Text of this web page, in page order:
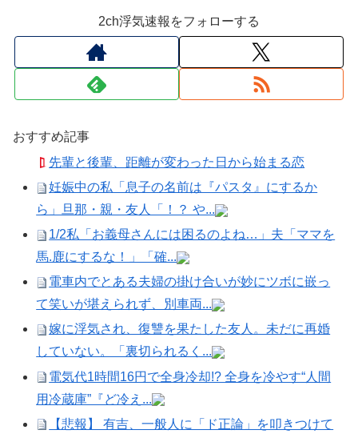
2ch浮気速報をフォローする
おすすめ記事
先輩と後輩、距離が変わった日から始まる恋
妊娠中の私「息子の名前は『パスタ』にするか
ら」旦那・親・友人「！？ や...
1/2私「お義母さんには困るのよね…」夫「ママを
馬.鹿にするな！」「確...
電車内でとある夫婦の掛け合いが妙にツボに嵌っ
て笑いが堪えられず、別車両...
嫁に浮気され、復讐を果たした友人。未だに再婚
していない。「裏切られるく...
電気代1時間16円で全身冷却!? 全身を冷やす“人間
用冷蔵庫”『ど冷え...
【悲報】 有吉、一般人に「ド正論」を叩きつけて